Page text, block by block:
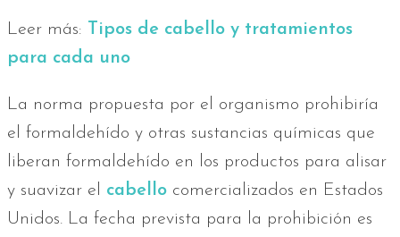
Leer más:
Tipos de cabello y tratamientos
para cada uno
La norma propuesta por el organismo prohibiría
el formaldehído y otras sustancias químicas que
liberan formaldehído en los productos para alisar
y suavizar el cabello comercializados en Estados
Unidos. La fecha prevista para la prohibición es